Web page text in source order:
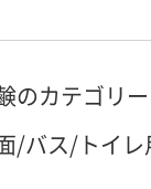
のカテゴリー
/バス/トイレ